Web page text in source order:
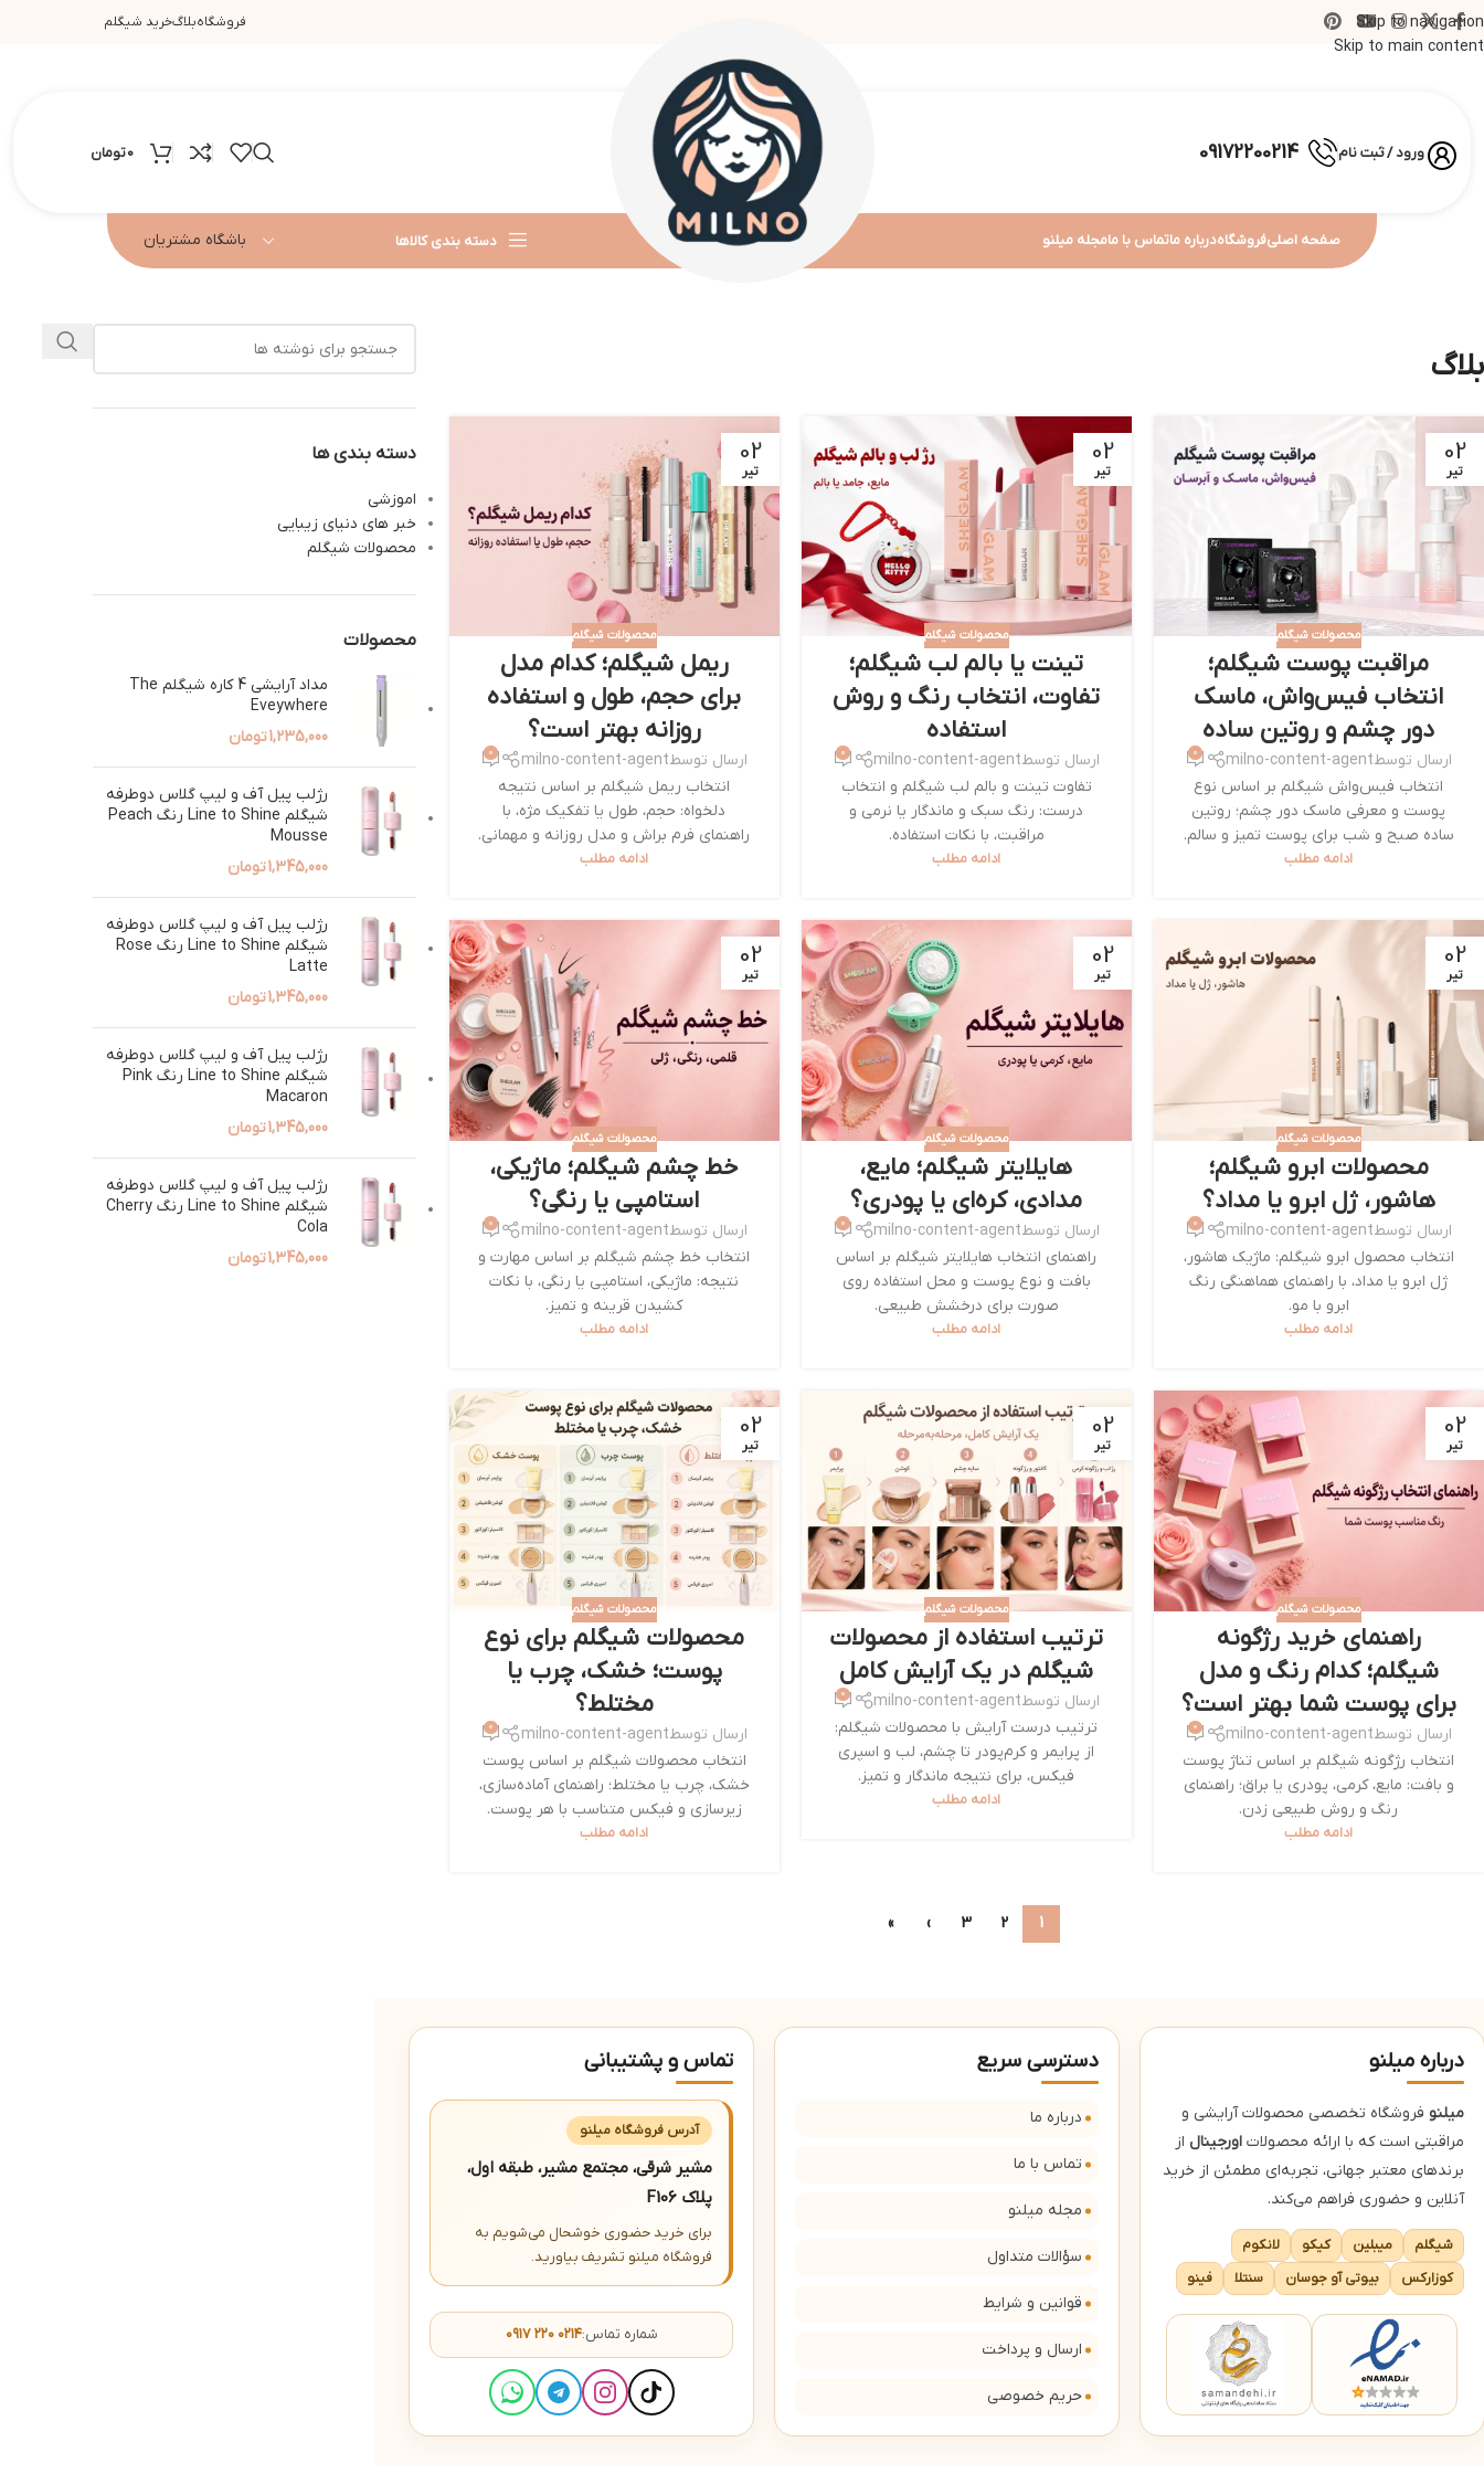
Skip to navigation
Skip to main content
فروشگاهبلاگخرید شیگلم
ورود / ثبت نام 09172200214
0تومان
صفحه اصلیفروشگاهدرباره ماتماس با مامجله میلنو دسته بندی کالاها باشگاه مشتریان
بلاگ
02
تیر
محصولات شیگلم
مراقبت پوست شیگلم؛
انتخاب فیس‌واش، ماسک
دور چشم و روتین ساده
ارسال توسطmilno-content-agent
0
انتخاب فیس‌واش شیگلم بر اساس نوع
پوست و معرفی ماسک دور چشم؛ روتین
ساده صبح و شب برای پوست تمیز و سالم.
ادامه مطلب
02
تیر
محصولات شیگلم
تینت یا بالم لب شیگلم؛
تفاوت، انتخاب رنگ و روش
استفاده
ارسال توسطmilno-content-agent
0
تفاوت تینت و بالم لب شیگلم و انتخاب
درست: رنگ سبک و ماندگار یا نرمی و
مراقبت، با نکات استفاده.
ادامه مطلب
02
تیر
محصولات شیگلم
ریمل شیگلم؛ کدام مدل
برای حجم، طول و استفاده
روزانه بهتر است؟
ارسال توسطmilno-content-agent
0
انتخاب ریمل شیگلم بر اساس نتیجه
دلخواه: حجم، طول یا تفکیک مژه، با
راهنمای فرم براش و مدل روزانه و مهمانی.
ادامه مطلب
02
تیر
محصولات شیگلم
محصولات ابرو شیگلم؛
هاشور، ژل ابرو یا مداد؟
ارسال توسطmilno-content-agent
0
انتخاب محصول ابرو شیگلم: ماژیک هاشور،
ژل ابرو یا مداد، با راهنمای هماهنگی رنگ
ابرو با مو.
ادامه مطلب
02
تیر
محصولات شیگلم
هایلایتر شیگلم؛ مایع،
مدادی، کره‌ای یا پودری؟
ارسال توسطmilno-content-agent
0
راهنمای انتخاب هایلایتر شیگلم بر اساس
بافت و نوع پوست و محل استفاده روی
صورت برای درخشش طبیعی.
ادامه مطلب
02
تیر
محصولات شیگلم
خط چشم شیگلم؛ ماژیکی،
استامپی یا رنگی؟
ارسال توسطmilno-content-agent
0
انتخاب خط چشم شیگلم بر اساس مهارت و
نتیجه: ماژیکی، استامپی یا رنگی، با نکات
کشیدن قرینه و تمیز.
ادامه مطلب
02
تیر
محصولات شیگلم
راهنمای خرید رژگونه
شیگلم؛ کدام رنگ و مدل
برای پوست شما بهتر است؟
ارسال توسطmilno-content-agent
0
انتخاب رژگونه شیگلم بر اساس تناژ پوست
و بافت: مایع، کرمی، پودری یا براق؛ راهنمای
رنگ و روش طبیعی زدن.
ادامه مطلب
02
تیر
محصولات شیگلم
ترتیب استفاده از محصولات
شیگلم در یک آرایش کامل
ارسال توسطmilno-content-agent
0
ترتیب درست آرایش با محصولات شیگلم:
از پرایمر و کرم‌پودر تا چشم، لب و اسپری
فیکس، برای نتیجه ماندگار و تمیز.
ادامه مطلب
02
تیر
محصولات شیگلم
محصولات شیگلم برای نوع
پوست؛ خشک، چرب یا
مختلط؟
ارسال توسطmilno-content-agent
0
انتخاب محصولات شیگلم بر اساس پوست
خشک، چرب یا مختلط؛ راهنمای آماده‌سازی،
زیرسازی و فیکس متناسب با هر پوست.
ادامه مطلب
1
2
3
›
»
دسته بندی ها
اموزشی
خبر های دنیای زیبایی
محصولات شیگلم
محصولات
مداد آرایشی 4 کاره شیگلم The
Eveywhere
1,235,000تومان
رژلب پیل آف و لیپ گلاس دوطرفه
شیگلم Line to Shine رنگ Peach
Mousse
1,345,000تومان
رژلب پیل آف و لیپ گلاس دوطرفه
شیگلم Line to Shine رنگ Rose
Latte
1,345,000تومان
رژلب پیل آف و لیپ گلاس دوطرفه
شیگلم Line to Shine رنگ Pink
Macaron
1,345,000تومان
رژلب پیل آف و لیپ گلاس دوطرفه
شیگلم Line to Shine رنگ Cherry
Cola
1,345,000تومان
درباره میلنو
میلنو فروشگاه تخصصی محصولات آرایشی و
مراقبتی است که با ارائه محصولاتاورجینال از
برندهای معتبر جهانی، تجربه‌ای مطمئن از خرید
آنلاین و حضوری فراهم می‌کند.
شیگلم میبلین کیکو
لانکوم
کوزارکس
بیوتی آو جوسان سنتلا فینو
دسترسی سریع
درباره ما
تماس با ما
مجله میلنو
سؤالات متداول
قوانین و شرایط
ارسال و پرداخت
حریم خصوصی
تماس و پشتیبانی
آدرس فروشگاه میلنو
مشیر شرقی، مجتمع مشیر، طبقه اول،
پلاک F106
برای خرید حضوری خوشحال می‌شویم به
فروشگاه میلنو تشریف بیاورید.
شماره تماس:۰۹۱۷ ۲۲۰ ۰۲۱۴